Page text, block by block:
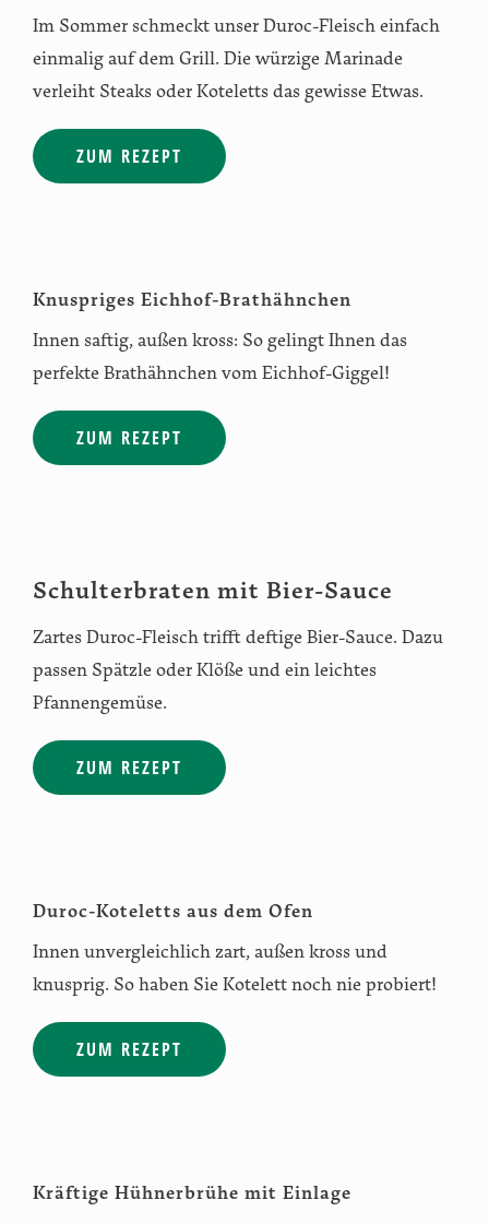
Im Sommer schmeckt unser Duroc-Fleisch einfach
einmalig auf dem Grill. Die würzige Marinade
verleiht Steaks oder Koteletts das gewisse Etwas.
ZUM REZEPT
Knuspriges Eichhof-Brathähnchen
Innen saftig, außen kross: So gelingt Ihnen das
perfekte Brathähnchen vom Eichhof-Giggel!
ZUM REZEPT
Schulterbraten mit Bier-Sauce
Zartes Duroc-Fleisch trifft deftige Bier-Sauce. Dazu
passen Spätzle oder Klöße und ein leichtes
Pfannengemüse.
ZUM REZEPT
Duroc-Koteletts aus dem Ofen
Innen unvergleichlich zart, außen kross und
knusprig. So haben Sie Kotelett noch nie probiert!
ZUM REZEPT
Kräftige Hühnerbrühe mit Einlage